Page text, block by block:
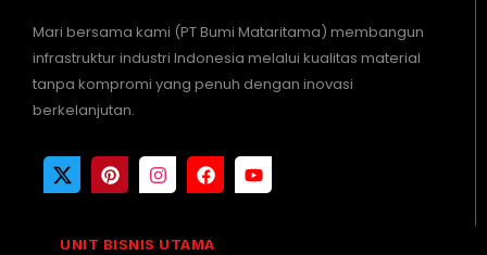
Mari bersama kami (PT Bumi Mataritama) membangun
infrastruktur industri Indonesia melalui kualitas material
tanpa kompromi yang penuh dengan inovasi
berkelanjutan.
UNIT BISNIS UTAMA